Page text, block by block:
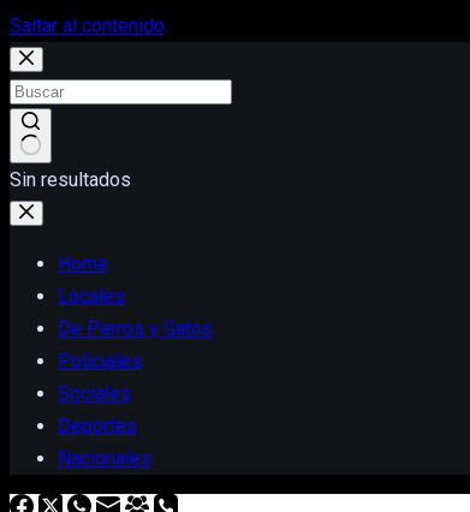
Saltar al contenido
Sin resultados
Home
Locales
De Perros y Gatos
Policiales
Sociales
Deportes
Nacionales